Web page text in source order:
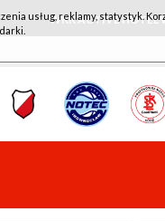
WKK ACTIVE HOTEL
usług, reklamy, statystyk.